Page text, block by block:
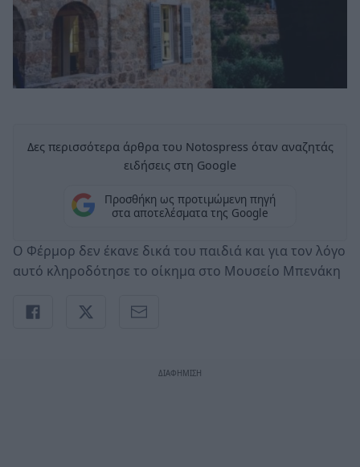
Δες περισσότερα άρθρα του Notospress όταν αναζητάς
ειδήσεις στη Google
Προσθήκη ως προτιμώμενη πηγή
στα αποτελέσματα της Google
Ο Φέρμορ δεν έκανε δικά του παιδιά και για τον λόγο
αυτό κληροδότησε το οίκημα στο Μουσείο Μπενάκη